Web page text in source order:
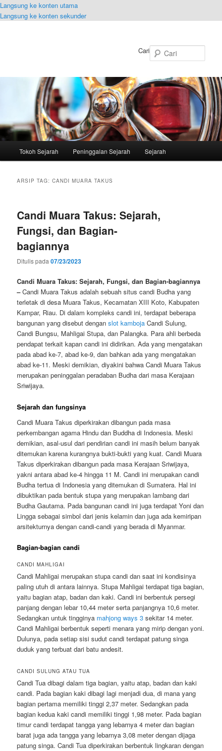
Langsung ke konten utama
Langsung ke konten sekunder
Cari
Tokoh Sejarah Peninggalan Sejarah Sejarah
ARSIP TAG:CANDI MUARA TAKUS
Candi Muara Takus: Sejarah,
Fungsi, dan Bagian-
bagiannya
Ditulis pada07/23/2023
Candi Muara Takus: Sejarah, Fungsi, dan Bagian-bagiannya
–Candi Muara Takus adalah sebuah situs candi Budha yang
terletak di desa Muara Takus, Kecamatan XIII Koto, Kabupaten
Kampar, Riau. Di dalam kompleks candi ini, terdapat beberapa
bangunan yang disebut denganslot kamboja Candi Sulung,
Candi Bungsu, Mahligai Stupa, dan Palangka. Para ahli berbeda
pendapat terkait kapan candi ini didirikan. Ada yang mengatakan
pada abad ke-7, abad ke-9, dan bahkan ada yang mengatakan
abad ke-11. Meski demikian, diyakini bahwa Candi Muara Takus
merupakan peninggalan peradaban Budha dari masa Kerajaan
Sriwijaya.
Sejarah dan fungsinya
Candi Muara Takus diperkirakan dibangun pada masa
perkembangan agama Hindu dan Buddha di Indonesia. Meski
demikian, asal-usul dari pendirian candi ini masih belum banyak
ditemukan karena kurangnya bukti-bukti yang kuat. Candi Muara
Takus diperkirakan dibangun pada masa Kerajaan Sriwijaya,
yakni antara abad ke-4 hingga 11 M. Candi ini merupakan candi
Budha tertua di Indonesia yang ditemukan di Sumatera. Hal ini
dibuktikan pada bentuk stupa yang merupakan lambang dari
Budha Gautama. Pada bangunan candi ini juga terdapat Yoni dan
Lingga sebagai simbol dari jenis kelamin dan juga ada kemiripan
arsitekturnya dengan candi-candi yang berada di Myanmar.
Bagian-bagian candi
CANDI MAHLIGAI
Candi Mahligai merupakan stupa candi dan saat ini kondisinya
paling utuh di antara lainnya. Stupa Mahligai terdapat tiga bagian,
yaitu bagian atap, badan dan kaki. Candi ini berbentuk persegi
panjang dengan lebar 10,44 meter serta panjangnya 10,6 meter.
Sedangkan untuk tingginya mahjong ways 3 sekitar 14 meter.
Candi Mahligai berbentuk seperti menara yang mirip dengan yoni.
Dulunya, pada setiap sisi sudut candi terdapat patung singa
duduk yang terbuat dari batu andesit.
CANDI SULUNG ATAU TUA
Candi Tua dibagi dalam tiga bagian, yaitu atap, badan dan kaki
candi. Pada bagian kaki dibagi lagi menjadi dua, di mana yang
bagian pertama memiliki tinggi 2,37 meter. Sedangkan pada
bagian kedua kaki candi memiliki tinggi 1,98 meter. Pada bagian
timur candi terdapat tangga yang lebarnya 4 meter dan bagian
barat juga ada tangga yang lebarnya 3,08 meter dengan dijaga
patung singa. Candi Tua diperkirakan berbentuk lingkaran dengan